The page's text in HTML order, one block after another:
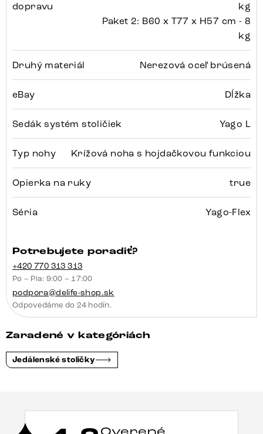
dopravu
kg
Paket 2: B60 x T77 x H57 cm - 8
kg
Druhý materiál Nerezová oceľ brúsená
eBay Dĺžka
Sedák systém stoličiek Yago L
Typ nohy Krížová noha s hojdačkovou funkciou
Opierka na ruky true
Séria Yago-Flex
Potrebujete poradiť?
+420 770 313 313
Po – Pia: 9:00 – 17:00
podpora@delife-shop.sk
Odpovedáme do 24 hodín.
Zaradené v kategóriách
Jedálenské stoličky